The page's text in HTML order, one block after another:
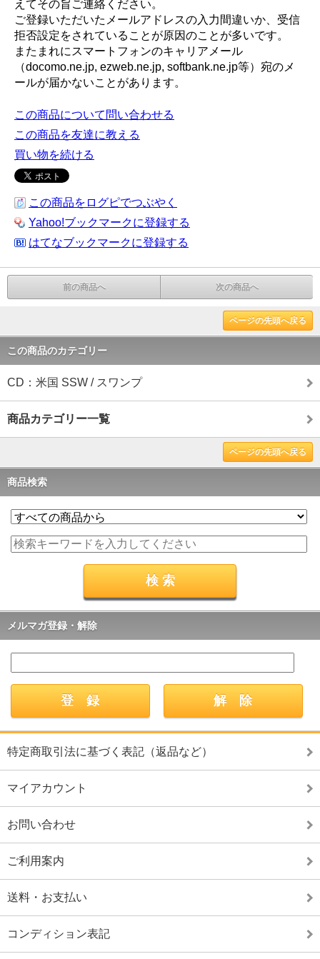
えてその旨ご連絡ください。
ご登録いただいたメールアドレスの入力間違いか、受信
拒否設定をされていることが原因のことが多いです。
またまれにスマートフォンのキャリアメール
（docomo.ne.jp, ezweb.ne.jp, softbank.ne.jp等）宛のメ
ールが届かないことがあります。
この商品について問い合わせる
この商品を友達に教える
買い物を続ける
この商品をログピでつぶやく
Yahoo!ブックマークに登録する
はてなブックマークに登録する
前の商品へ 次の商品へ
ページの先頭へ戻る
この商品のカテゴリー
CD：米国 SSW / スワンプ
商品カテゴリー一覧
ページの先頭へ戻る
商品検索
メルマガ登録・解除
特定商取引法に基づく表記（返品など）
マイアカウント
お問い合わせ
ご利用案内
送料・お支払い
コンディション表記